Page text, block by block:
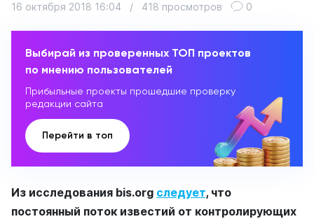
16 октября 2018 16:04 / 418 просмотров 0
Выбирай из проверенных ТОП проектов
по мнению пользователей
Прибыльные проекты прошедшие проверку
редакции сайта
Перейти в топ
Из исследования bis.org следует, что
постоянный поток известий от контролирующих